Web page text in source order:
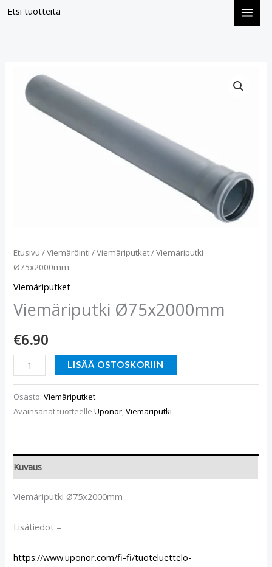
Etsi tuotteita
Siirry
Etusivu /Viemäröinti /Viemäriputket/ Viemäriputki
Ø75x2000mm
Viemäriputket
Viemäriputki Ø75x2000mm
€6.90
Viemäriputki
Ø75x2000mm
määrä
LISÄÄ OSTOSKORIIN
Osasto:Viemäriputket
Avainsanat tuotteelleUponor,Viemäriputki
Kuvaus
Viemäriputki Ø75x2000mm
Lisätiedot –
https://www.uponor.com/fi-fi/tuoteluettelo-